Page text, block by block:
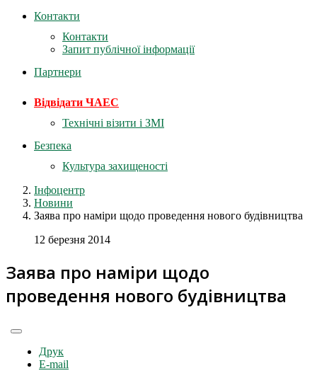
Контакти
Контакти
Запит публічної інформації
Партнери
Відвідати ЧАЕС
Технічні візити і ЗМІ
Безпека
Культура захищеності
Інфоцентр
Новини
Заява про наміри щодо проведення нового будівництва
12 березня 2014
Заява про наміри щодо
проведення нового будівництва
Друк
E-mail